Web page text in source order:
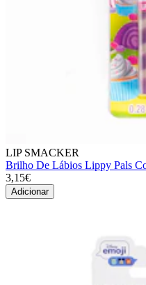
LIP SMACKER
Brilho De Lábios Lippy Pals
3,15€
Adicionar